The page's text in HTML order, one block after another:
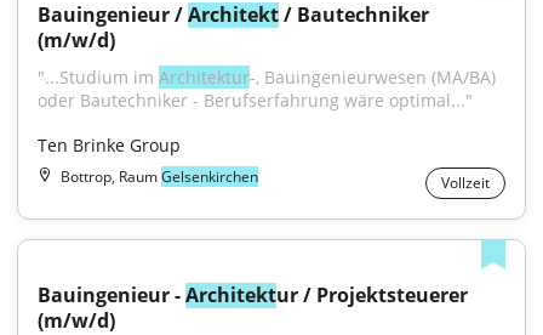
Bauingenieur / Architekt / Bautechniker
(m/w/d)
"...Studium im Architektur-, Bauingenieurwesen (MA/BA)
oder Bautechniker - Berufserfahrung wäre optimal..."
Ten Brinke Group
Bottrop, RaumGelsenkirchen Vollzeit
Bauingenieur - Architektur / Projektsteuerer
(m/w/d)